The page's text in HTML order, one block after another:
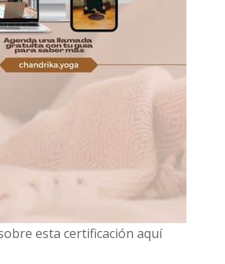
esta certificación aquí